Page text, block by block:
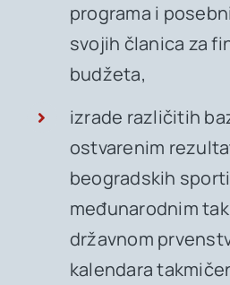
programa i
svojih članica za
budžeta,
izrade različitih
ostvarenim
beogradskih
međunarodnim
državnom
kalendara